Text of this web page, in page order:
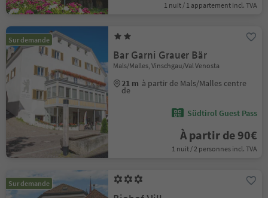
1 nuit / 1 appartement incl. TVA
Sur demande
Bar Garni Grauer Bär
Mals/Malles, Vinschgau/Val Venosta
21 m à partir de Mals/Malles centre
de
Südtirol Guest Pass
À partir de 90€
1 nuit / 2 personnes incl. TVA
Sur demande